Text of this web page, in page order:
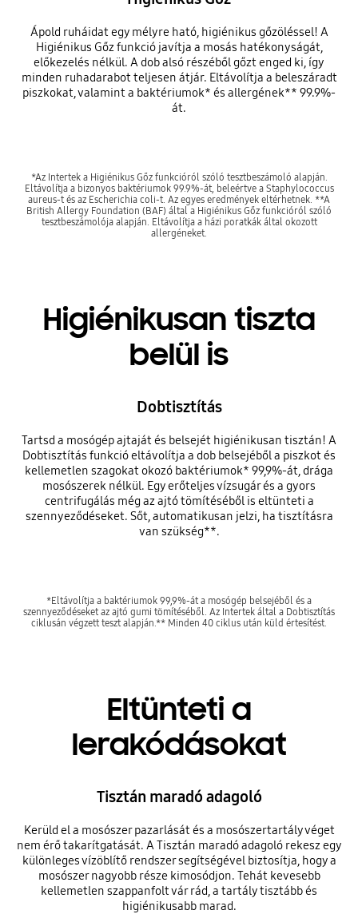
Ápold ruháidat egy mélyre ható, higiénikus gőzöléssel! A
Higiénikus Gőz funkció javítja a mosás hatékonyságát,
előkezelés nélkül. A dob alsó részéből gőzt enged ki, így
minden ruhadarabot teljesen átjár. Eltávolítja a beleszáradt
piszkokat, valamint a baktériumok* és allergének** 99.9%-
át.
*Az Intertek a Higiénikus Gőz funkcióról szóló tesztbeszámoló alapján.
Eltávolítja a bizonyos baktériumok 99.9%-át, beleértve a Staphylococcus
aureus-t és az Escherichia coli-t. Az egyes eredmények eltérhetnek. **A
British Allergy Foundation (BAF) által a Higiénikus Gőz funkcióról szóló
tesztbeszámolója alapján. Eltávolítja a házi poratkák által okozott
allergéneket.
Higiénikusan tiszta
belül is
Dobtisztítás
Tartsd a mosógép ajtaját és belsejét higiénikusan tisztán! A
Dobtisztítás funkció eltávolítja a dob belsejéből a piszkot és
kellemetlen szagokat okozó baktériumok* 99,9%-át, drága
mosószerek nélkül. Egy erőteljes vízsugár és a gyors
centrifugálás még az ajtó tömítéséből is eltünteti a
szennyeződéseket. Sőt, automatikusan jelzi, ha tisztításra
van szükség**.
*Eltávolítja a baktériumok 99,9%-át a mosógép belsejéből és a
szennyeződéseket az ajtó gumi tömítéséből. Az Intertek által a Dobtisztítás
ciklusán végzett teszt alapján.** Minden 40 ciklus után küld értesítést.
Eltünteti a
lerakódásokat
Tisztán maradó adagoló
Kerüld el a mosószer pazarlását és a mosószertartály véget
nem érő takarítgatását. A Tisztán maradó adagoló rekesz egy
különleges vízöblítő rendszer segítségével biztosítja, hogy a
mosószer nagyobb része kimosódjon. Tehát kevesebb
kellemetlen szappanfolt vár rád, a tartály tisztább és
higiénikusabb marad.